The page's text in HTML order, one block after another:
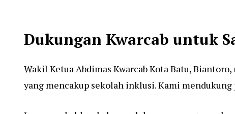
Dukungan Kwarcab untuk
Wakil Ketua Abdimas Kwarcab Kota Batu,
yang mencakup sekolah inklusi. Kami